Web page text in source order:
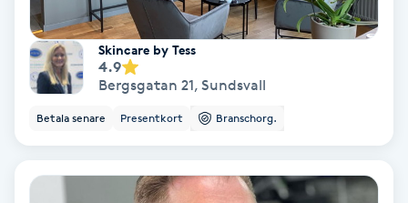
Ombre brows
Ombre naglar
Optiker
Skincare by Tess
4.9
Bergsgatan 21, Sundsvall
Betala senare Presentkort Branschorg.